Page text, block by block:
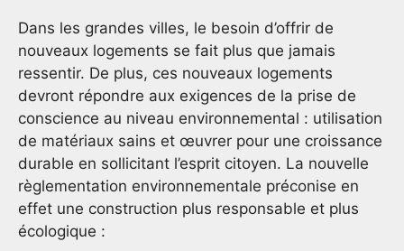
Dans les grandes villes, le besoin d’offrir de
nouveaux logements se fait plus que jamais
ressentir. De plus, ces nouveaux logements
devront répondre aux exigences de la prise de
conscience au niveau environnemental : utilisation
de matériaux sains et œuvrer pour une croissance
durable en sollicitant l’esprit citoyen. La nouvelle
règlementation environnementale préconise en
effet une construction plus responsable et plus
écologique :